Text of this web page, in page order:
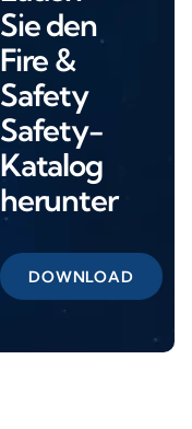
Sie den
Fire &
Safety
Safety-
Katalog
herunter
DOWNLOAD